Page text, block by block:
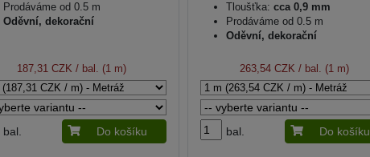
Prodáváme od 0.5 m
Oděvní, dekorační
187,31 CZK / bal. (1 m)
bal. Do košíku
Tloušťka: cca 0,9 mm
Prodáváme od 0.5 m
Oděvní, dekorační
263,54 CZK / bal. (1 m)
bal. Do košíku